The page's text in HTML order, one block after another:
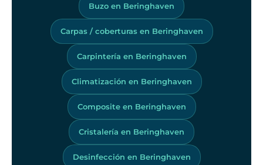
Buzo en Beringhaven
Carpas / coberturas en Beringhaven
Carpintería en Beringhaven
Climatización en Beringhaven
Composite en Beringhaven
Cristalería en Beringhaven
Desinfección en Beringhaven